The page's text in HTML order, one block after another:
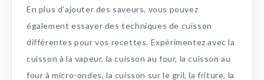
En plus d’ajouter des saveurs, vous pouvez
également essayer des techniques de cuisson
différentes pour vos recettes. Expérimentez avec la
cuisson à la vapeur, la cuisson au four, la cuisson au
four à micro-ondes, la cuisson sur le gril, la friture, la